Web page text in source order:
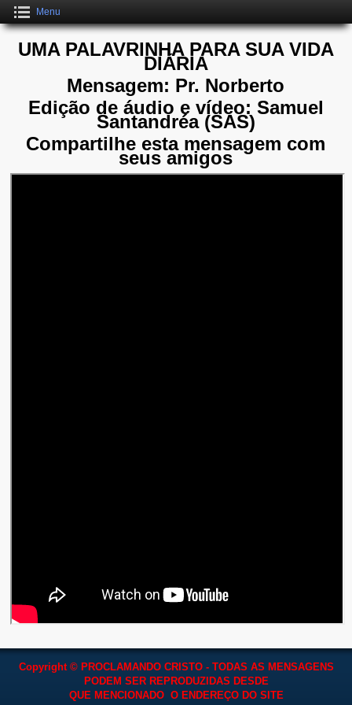
Menu
UMA PALAVRINHA PARA SUA VIDA
DIÁRIA
Mensagem: Pr. Norberto
Edição de áudio e vídeo: Samuel
Santandréa (SAS)
Compartilhe esta mensagem com
seus amigos
Copyright © PROCLAMANDO CRISTO - TODAS AS MENSAGENS
PODEM SER REPRODUZIDAS DESDE
QUE MENCIONADO O ENDEREÇO DO SITE